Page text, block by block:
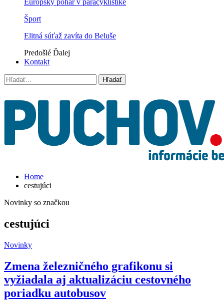
Európsky pohár v paracyklistike
Šport
Elitná súťaž zavíta do Beluše
Predošlé Ďalej
Kontakt
Home
cestujúci
Novinky so značkou
cestujúci
Novinky
Zmena železničného grafikonu si
vyžiadala aj aktualizáciu cestovného
poriadku autobusov